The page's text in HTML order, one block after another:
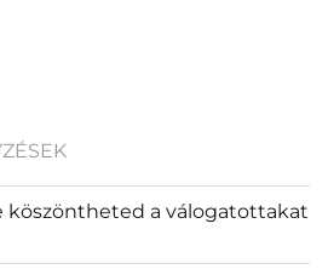
köszöntheted a válogatottakat